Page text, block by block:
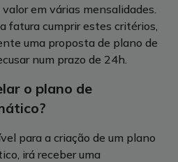
em várias mensalidades.
fatura cumprir estes critérios,
uma proposta de plano de
num prazo de 24h.
o plano de
para a criação de um plano
irá receber uma